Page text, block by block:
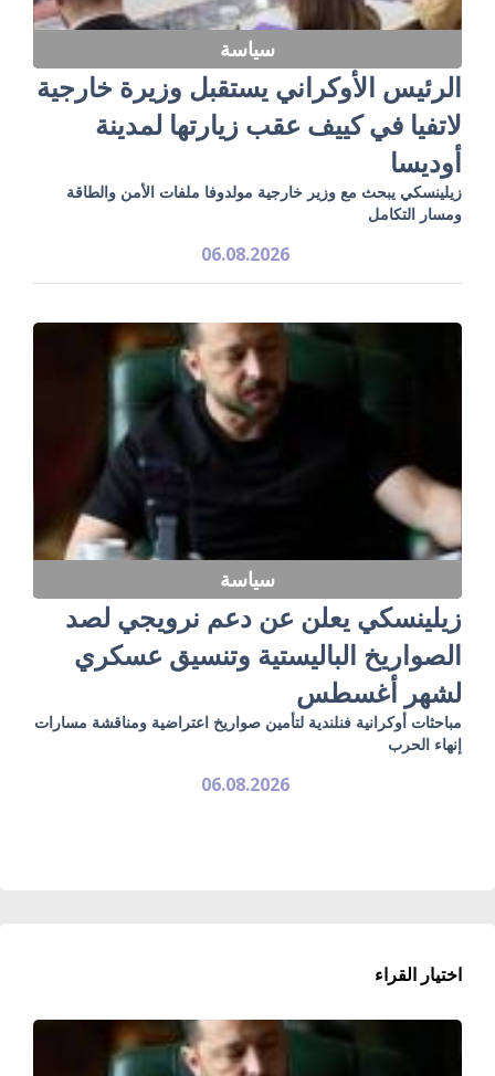
سياسة
الرئيس الأوكراني يستقبل وزيرة خارجية
لاتفيا في كييف عقب زيارتها لمدينة
أوديسا
زيلينسكي يبحث مع وزير خارجية مولدوفا ملفات الأمن والطاقة
ومسار التكامل
06.08.2026
سياسة
زيلينسكي يعلن عن دعم نرويجي لصد
الصواريخ الباليستية وتنسيق عسكري
لشهر أغسطس
مباحثات أوكرانية فنلندية لتأمين صواريخ اعتراضية ومناقشة مسارات
إنهاء الحرب
06.08.2026
اختيار القراء